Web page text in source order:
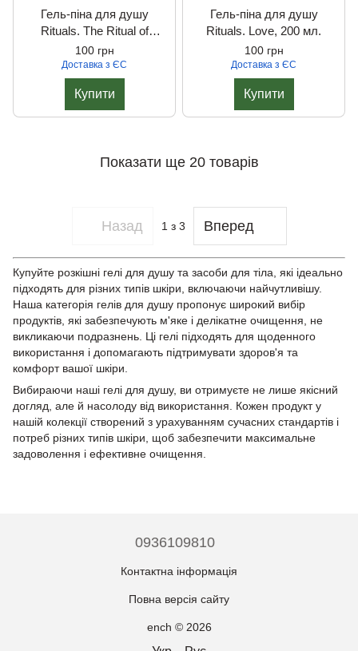
Гель-піна для душу
Rituals. The Ritual of
Samurai (classic), 200 мл.
100 грн
Доставка з ЄС
Купити
Гель-піна для душу
Rituals. Love, 200 мл.
100 грн
Доставка з ЄС
Купити
Показати ще 20 товарів
Назад 1з 3 Вперед
Купуйте розкішні гелі для душу та засоби для тіла, які ідеально
підходять для різних типів шкіри, включаючи найчутливішу.
Наша категорія гелів для душу пропонує широкий вибір
продуктів, які забезпечують м'яке і делікатне очищення, не
викликаючи подразнень. Ці гелі підходять для щоденного
використання і допомагають підтримувати здоров'я та
комфорт вашої шкіри.
Вибираючи наші гелі для душу, ви отримуєте не лише якісний
догляд, але й насолоду від використання. Кожен продукт у
нашій колекції створений з урахуванням сучасних стандартів і
потреб різних типів шкіри, щоб забезпечити максимальне
задоволення і ефективне очищення.
0936109810
Контактна інформація
Повна версія сайту
ench © 2026